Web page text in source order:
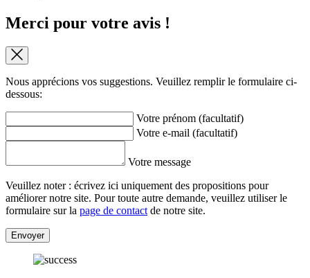
Merci pour votre avis !
Nous apprécions vos suggestions. Veuillez remplir le formulaire ci-
dessous:
Votre prénom (facultatif)
Votre e-mail (facultatif)
Votre message
Veuillez noter : écrivez ici uniquement des propositions pour
améliorer notre site. Pour toute autre demande, veuillez utiliser le
formulaire sur la page de contact de notre site.
Envoyer